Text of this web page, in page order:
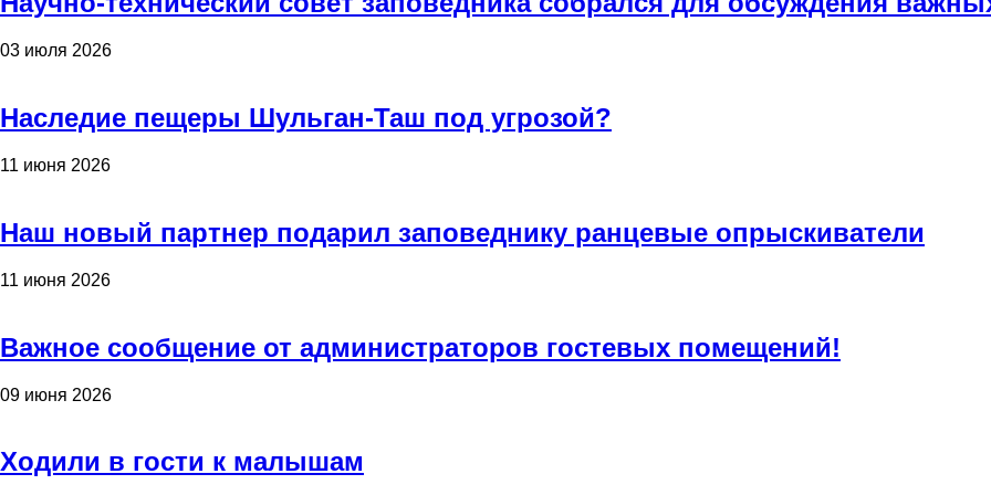
03 июля 2026
Наследие пещеры Шульган-Таш под угрозой?
11 июня 2026
Наш новый партнер подарил заповеднику ранцевые опрыскиватели
11 июня 2026
Важное сообщение от администраторов гостевых помещений!
09 июня 2026
Ходили в гости к малышам